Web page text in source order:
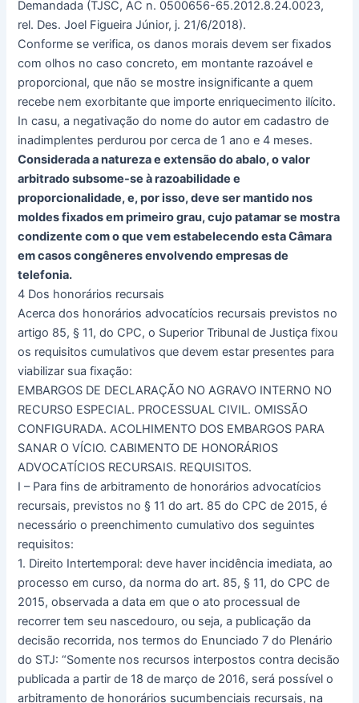
Demandada (TJSC, AC n. 0500656-65.2012.8.24.0023,
rel. Des. Joel Figueira Júnior, j. 21/6/2018).
Conforme se verifica, os danos morais devem ser fixados
com olhos no caso concreto, em montante razoável e
proporcional, que não se mostre insignificante a quem
recebe nem exorbitante que importe enriquecimento ilícito.
In casu, a negativação do nome do autor em cadastro de
inadimplentes perdurou por cerca de 1 ano e 4 meses.
Considerada a natureza e extensão do abalo, o valor
arbitrado subsome-se à razoabilidade e
proporcionalidade, e, por isso, deve ser mantido nos
moldes fixados em primeiro grau, cujo patamar se mostra
condizente com o que vem estabelecendo esta Câmara
em casos congêneres envolvendo empresas de
telefonia.
4 Dos honorários recursais
Acerca dos honorários advocatícios recursais previstos no
artigo 85, § 11, do CPC, o Superior Tribunal de Justiça fixou
os requisitos cumulativos que devem estar presentes para
viabilizar sua fixação:
EMBARGOS DE DECLARAÇÃO NO AGRAVO INTERNO NO
RECURSO ESPECIAL. PROCESSUAL CIVIL. OMISSÃO
CONFIGURADA. ACOLHIMENTO DOS EMBARGOS PARA
SANAR O VÍCIO. CABIMENTO DE HONORÁRIOS
ADVOCATÍCIOS RECURSAIS. REQUISITOS.
I – Para fins de arbitramento de honorários advocatícios
recursais, previstos no § 11 do art. 85 do CPC de 2015, é
necessário o preenchimento cumulativo dos seguintes
requisitos:
1. Direito Intertemporal: deve haver incidência imediata, ao
processo em curso, da norma do art. 85, § 11, do CPC de
2015, observada a data em que o ato processual de
recorrer tem seu nascedouro, ou seja, a publicação da
decisão recorrida, nos termos do Enunciado 7 do Plenário
do STJ: “Somente nos recursos interpostos contra decisão
publicada a partir de 18 de março de 2016, será possível o
arbitramento de honorários sucumbenciais recursais, na